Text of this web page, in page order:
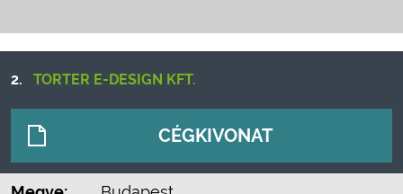
2. TORTER E-DESIGN KFT.
CÉGKIVONAT